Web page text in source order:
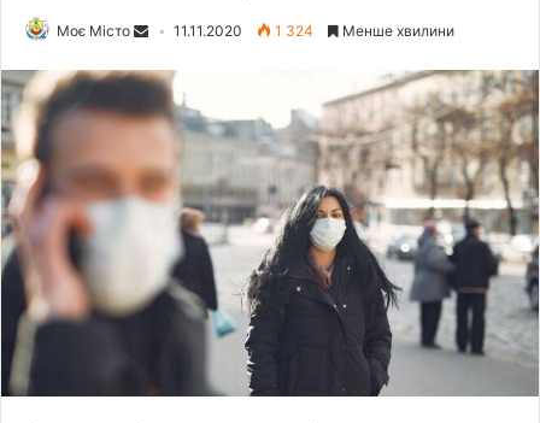
Моє Місто 11.11.2020 1 324 Менше хвилини